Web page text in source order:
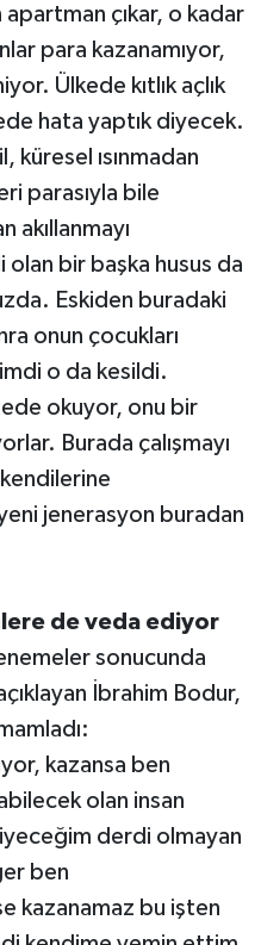
çıkar, o kadar
para kazanamıyor,
Ülkede kıtlık açlık
hata yaptık diyecek.
ısınmadan
parasıyla bile
akıllanmayı
bir başka husus da
Eskiden buradaki
onun çocukları
o da kesildi.
okuyor, onu bir
Burada çalışmayı
jenerasyon buradan
de veda ediyor
sonucunda
İbrahim Bodur,
kazansa ben
olan insan
derdi olmayan
ben
kazanamaz bu işten